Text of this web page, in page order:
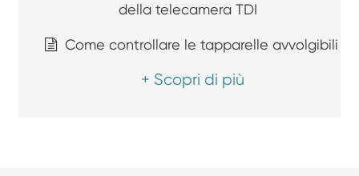
della telecamera TDI
Come controllare le tapparelle avvolgibili
+ Scopri di più